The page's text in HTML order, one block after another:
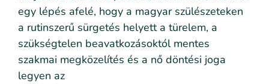
Szeretném nyomon követni
az eseményeket emailben is
Feliratkozom!
egy lépés afelé, hogy a magyar szülészeteken
a rutinszerű sürgetés helyett a türelem, a
szükségtelen beavatkozásoktól mentes
szakmai megközelítés és a nő döntési joga
legyen az